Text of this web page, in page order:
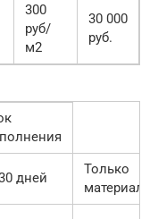
300
руб/
м2
30 000
руб.
дней
Только
материалы